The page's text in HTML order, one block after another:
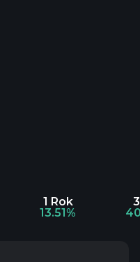
1 Rok
13.51%